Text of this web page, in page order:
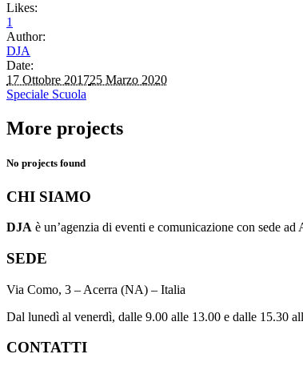
Likes:
1
Author:
DJA
Date:
17 Ottobre 201725 Marzo 2020
Speciale Scuola
More projects
No projects found
CHI SIAMO
DJA è un’agenzia di eventi e comunicazione con sede
SEDE
Via Como, 3 – Acerra (NA) – Italia
Dal lunedì al venerdì, dalle 9.00 alle 13.00 e dalle 15.30
CONTATTI